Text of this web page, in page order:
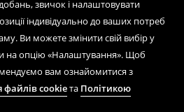
звичок і налаштовувати
індивідуально до ваших потреб
Ви можете змінити свій вибір у
на опцію «Налаштування». Щоб
вам ознайомитися з
файлів cookieта Політикою